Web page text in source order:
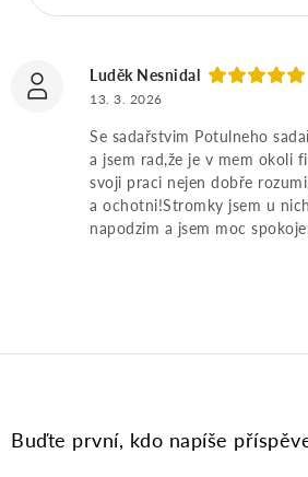
í
Luděk Nesnidal
13. 3. 2026
Se sadařstvim Potulneho
a jsem rad,že je v mem okoli
svoji praci nejen dobře
a ochotni!Stromky jsem u
napodzim a jsem moc
Buďte první, kdo napíše